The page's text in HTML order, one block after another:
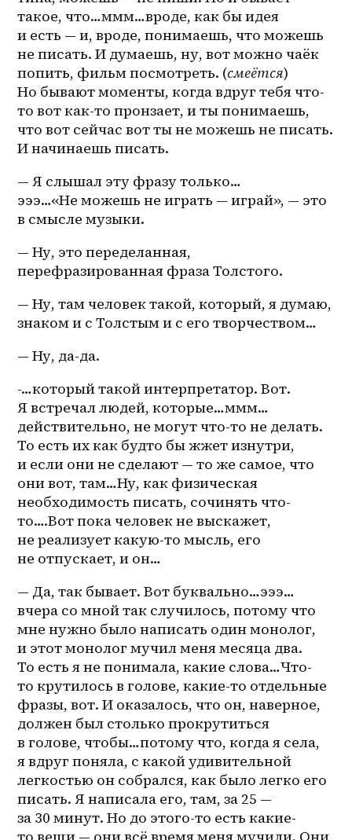
такое, что…ммм…вроде, как бы идея
и есть — и, вроде, понимаешь, что можешь
не писать. И думаешь, ну, вот можно чаёк
попить, фильм посмотреть. (смеётся)
Но бывают моменты, когда вдруг тебя что-
то вот как-то пронзает, и ты понимаешь,
что вот сейчас вот ты не можешь не писать.
И начинаешь писать.
— Я слышал эту фразу только…
эээ…«Не можешь не играть — играй», — это
в смысле музыки.
— Ну, это переделанная,
перефразированная фраза Толстого.
— Ну, там человек такой, который, я думаю,
знаком и с Толстым и с его творчеством…
— Ну, да-да.
-…который такой интерпретатор. Вот.
Я встречал людей, которые…ммм…
действительно, не могут что-то не делать.
То есть их как будто бы жжет изнутри,
и если они не сделают — то же самое, что
они вот, там…Ну, как физическая
необходимость писать, сочинять что-
то….Вот пока человек не выскажет,
не реализует какую-то мысль, его
не отпускает, и он…
— Да, так бывает. Вот буквально…эээ…
вчера со мной так случилось, потому что
мне нужно было написать один монолог,
и этот монолог мучил меня месяца два.
То есть я не понимала, какие слова…Что-
то крутилось в голове, какие-то отдельные
фразы, вот. И оказалось, что он, наверное,
должен был столько прокрутиться
в голове, чтобы…потому что, когда я села,
я вдруг поняла, с какой удивительной
легкостью он собрался, как было легко его
писать. Я написала его, там, за 25 —
за 30 минут. Но до этого-то есть какие-